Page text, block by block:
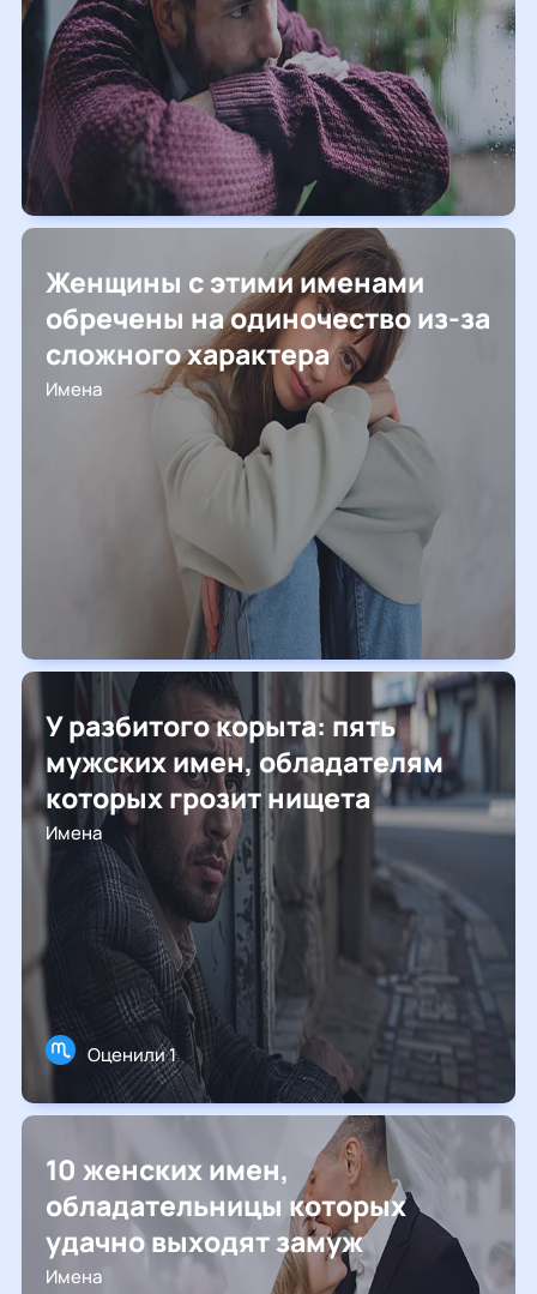
Женщины с этими именами
обречены на одиночество из-за
сложного характера
Имена
У разбитого корыта: пять
мужских имен, обладателям
которых грозит нищета
Имена
Оценили 1
10 женских имен,
обладательницы которых
удачно выходят замуж
Имена